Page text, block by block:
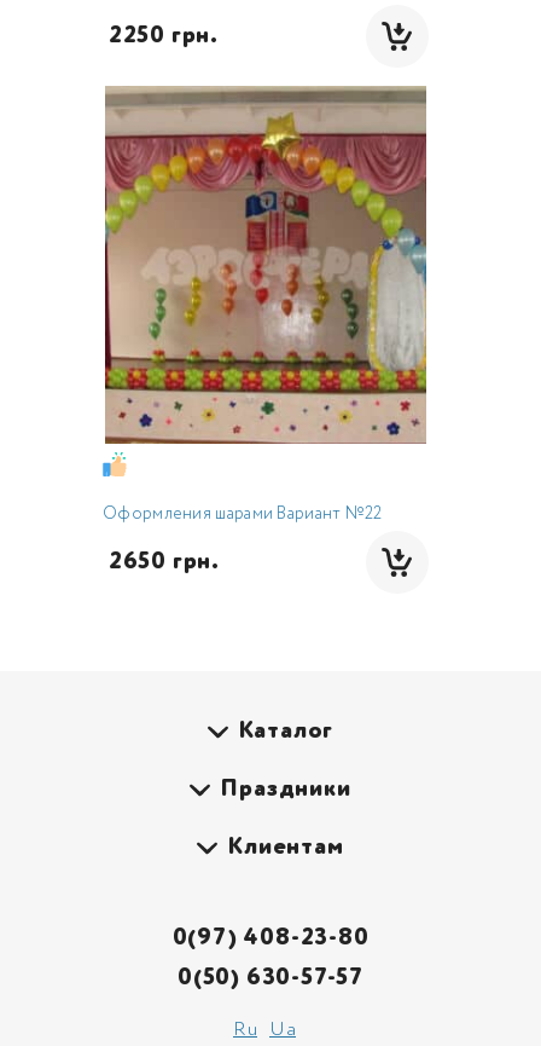
2250 грн.
Оформления шарами Вариант №22
2650 грн.
Каталог
Праздники
Клиентам
0(97) 408-23-80
0(50) 630-57-57
Ru Ua